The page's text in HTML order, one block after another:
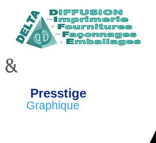
&
Presstige
Graphique